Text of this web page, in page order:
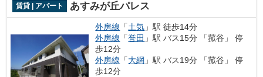
賃貸 | アパート あすみが丘パレス
外房線 「土気 」駅 徒歩14分
外房線 「誉田 」駅 バス15分 「菰谷」 停
歩12分
外房線 「大網 」駅 バス19分 「菰谷」 停
歩12分